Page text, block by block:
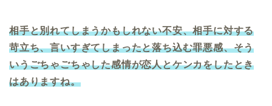
相手と別れてしまうかもしれない不安、相手に対する
苛立ち、言いすぎてしまったと落ち込む罪悪感、そう
いうごちゃごちゃした感情が恋人とケンカをしたとき
はありますね。